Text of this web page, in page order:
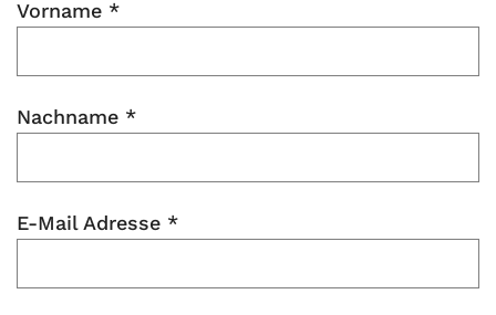
Vorname *
Nachname *
E-Mail Adresse *